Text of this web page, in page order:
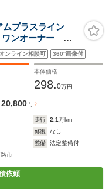
プラスライン
ンオーナー レ
ディスプレイ ク
ライビングアシ
ンライン相談可 360°画像付
本体価格
298.0万円
20,800円
走行 2.1万km
修復
なし
整備
法定整備付
市
依頼